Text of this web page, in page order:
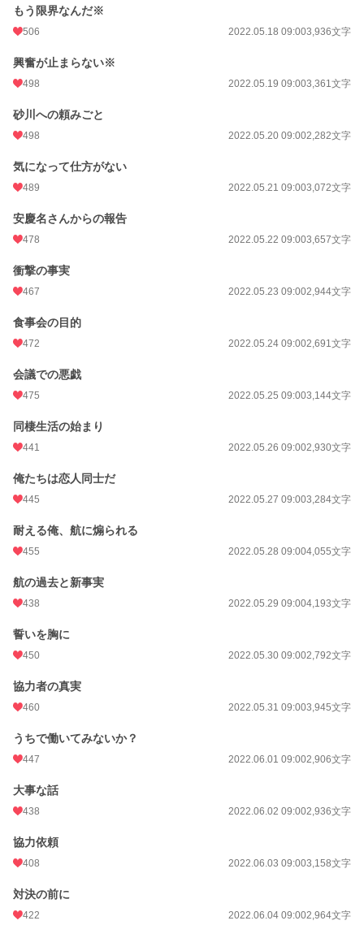
もう限界なんだ※
506 2022.05.18 09:003,936文字
興奮が止まらない※
498 2022.05.19 09:003,361文字
砂川への頼みごと
498 2022.05.20 09:002,282文字
気になって仕方がない
489 2022.05.21 09:003,072文字
安慶名さんからの報告
478 2022.05.22 09:003,657文字
衝撃の事実
467 2022.05.23 09:002,944文字
食事会の目的
472 2022.05.24 09:002,691文字
会議での悪戯
475 2022.05.25 09:003,144文字
同棲生活の始まり
441 2022.05.26 09:002,930文字
俺たちは恋人同士だ
445 2022.05.27 09:003,284文字
耐える俺、航に煽られる
455 2022.05.28 09:004,055文字
航の過去と新事実
438 2022.05.29 09:004,193文字
誓いを胸に
450 2022.05.30 09:002,792文字
協力者の真実
460 2022.05.31 09:003,945文字
うちで働いてみないか？
447 2022.06.01 09:002,906文字
大事な話
438 2022.06.02 09:002,936文字
協力依頼
408 2022.06.03 09:003,158文字
対決の前に
422 2022.06.04 09:002,964文字